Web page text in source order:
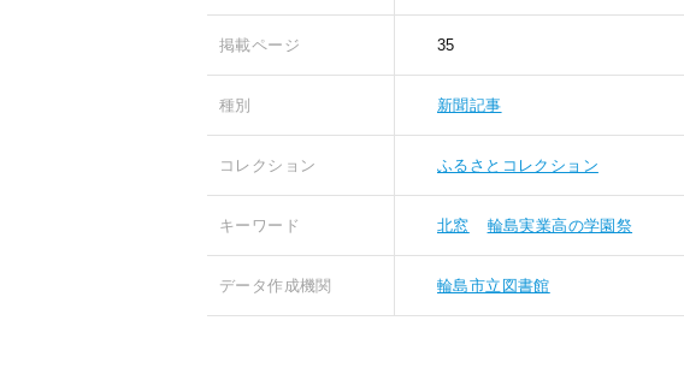
掲載ページ 35
種別 新聞記事
コレクション ふるさとコレクション
キーワード 北窓 輪島実業高の学園祭
データ作成機関 輪島市立図書館